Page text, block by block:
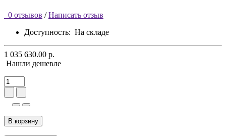
0 отзывов / Написать отзыв
Доступность: На складе
1 035 630.00 р.
Нашли дешевле
В корзину